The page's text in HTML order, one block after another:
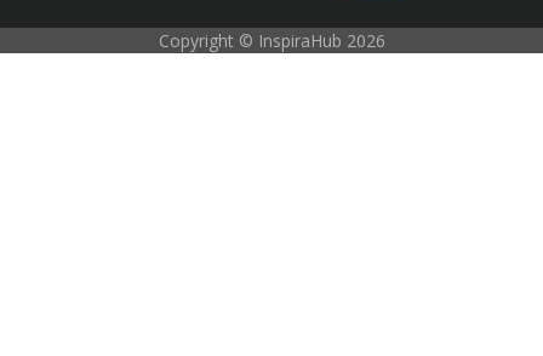
Copyright © InspiraHub 2026